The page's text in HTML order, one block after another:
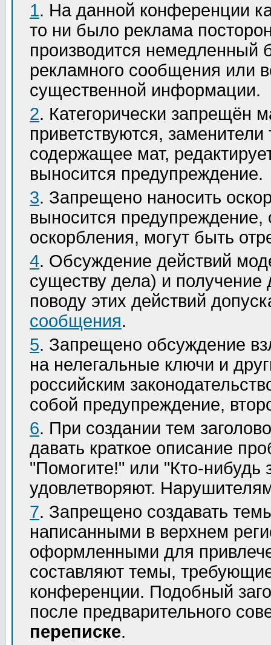
1. На данной конференции
то ни было реклама
производится немедленный
рекламного сообщения или
существенной информации.
2. Категорически запрещён
приветствуются,
содержащее мат,
выносится предупреждение.
3. Запрещено наносить
выносится
оскорбления, могут быть
4. Обсуждение действий
существу дела) и
поводу этих действий
сообщения.
5. Запрещено обсуждение
на нелегальные ключи и
российским
собой предупреждение,
6. При создании тем
давать краткое описание
"Помогите!" или "Кто-нибудь
удовлетворяют.
7. Запрещено создавать
написанными в верхнем
оформленными для
составляют темы,
конференции. Подобный
после предварительного
переписке.